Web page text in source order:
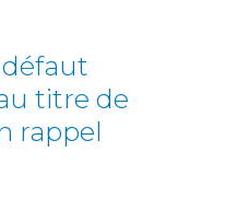
titre de
rappel